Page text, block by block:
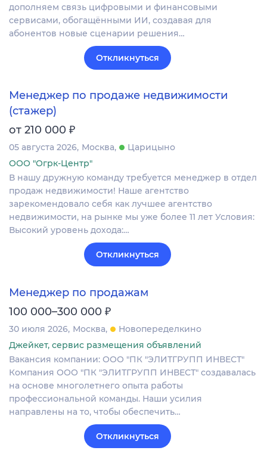
дополняем связь цифровыми и финансовыми
сервисами, обогащёнными ИИ, создавая для
абонентов новые сценарии решения…
Откликнуться
Менеджер по продаже недвижимости
(стажер)
от 210 000 ₽
05 августа 2026 Москва
Царицыно
ООО "Огрк-Центр"
В нашу дружную команду требуется менеджер в отдел
продаж недвижимости! Наше агентство
зарекомендовало себя как лучшее агентство
недвижимости, на рынке мы уже более 11 лет Условия:
Высокий уровень дохода:…
Откликнуться
Менеджер по продажам
100 000–300 000 ₽
30 июля 2026 Москва
Новопеределкино
Джейкет, сервис размещения объявлений
Вакансия компании: ООО "ПК "ЭЛИТГРУПП ИНВЕСТ"
Компания ООО "ПК "ЭЛИТГРУПП ИНВЕСТ" создавалась
на основе многолетнего опыта работы
профессиональной команды. Наши усилия
направлены на то, чтобы обеспечить…
Откликнуться